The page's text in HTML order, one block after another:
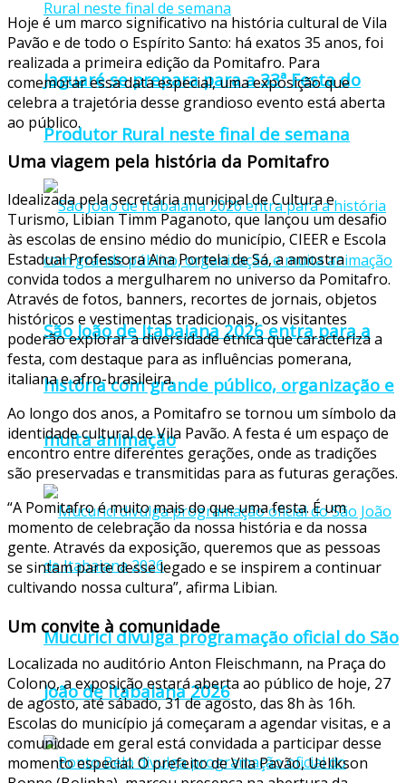
Jaguaré se prepara para a 33ª Festa do
Produtor Rural neste final de semana
São João de Itabaiana 2026 entra para a
história com grande público, organização e
muita animação
Mucurici divulga programação oficial do São
João de Itabaiana 2026
Hoje é um marco significativo na história cultural de Vila
Pavão e de todo o Espírito Santo: há exatos 35 anos, foi
realizada a primeira edição da Pomitafro. Para
comemorar essa data especial, uma exposição que
celebra a trajetória desse grandioso evento está aberta
ao público.
Uma viagem pela história da Pomitafro
Idealizada pela secretária municipal de Cultura e
Turismo, Libian Timm Paganoto, que lançou um desafio
às escolas de ensino médio do município, CIEER e Escola
Estadual Professora Ana Portela de Sá, a amostra
convida todos a mergulharem no universo da Pomitafro.
Através de fotos, banners, recortes de jornais, objetos
históricos e vestimentas tradicionais, os visitantes
poderão explorar a diversidade étnica que caracteriza a
festa, com destaque para as influências pomerana,
italiana e afro-brasileira.
Ao longo dos anos, a Pomitafro se tornou um símbolo da
identidade cultural de Vila Pavão. A festa é um espaço de
encontro entre diferentes gerações, onde as tradições
são preservadas e transmitidas para as futuras gerações.
“A Pomitafro é muito mais do que uma festa. É um
momento de celebração da nossa história e da nossa
gente. Através da exposição, queremos que as pessoas
se sintam parte desse legado e se inspirem a continuar
cultivando nossa cultura”, afirma Libian.
Um convite à comunidade
Localizada no auditório Anton Fleischmann, na Praça do
Colono, a exposição estará aberta ao público de hoje, 27
de agosto, até sábado, 31 de agosto, das 8h às 16h.
Escolas do município já começaram a agendar visitas, e a
comunidade em geral está convidada a participar desse
momento especial. O prefeito de Vila Pavão, Uelikson